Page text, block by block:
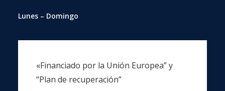
Lunes – Domingo
«Financiado por la Unión Europea” y
“Plan de recuperación”